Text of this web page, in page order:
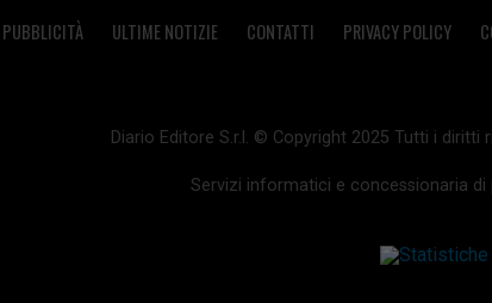
PUBBLICITÀ ULTIME NOTIZIE CONTATTI PRIVACY POLICY
Diario Editore S.r.l. © Copyright 2025 Tutti i diritti
Servizi informatici e concessionaria di